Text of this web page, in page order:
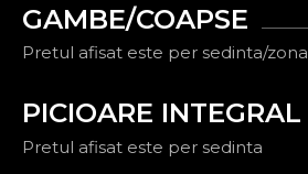
GAMBE/COAPSE
Pretul afisat este per sedinta/zona
PICIOARE INTEGRAL
Pretul afisat este per sedinta